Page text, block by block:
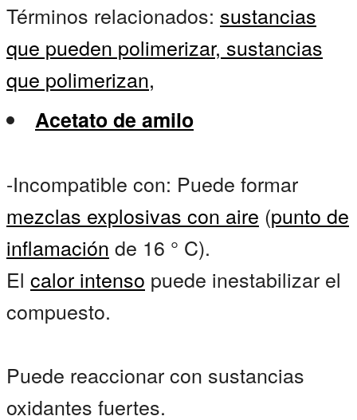
Términos relacionados: sustancias
que pueden polimerizar, sustancias
que polimerizan,
Acetato de amilo
-Incompatible con: Puede formar
mezclas explosivas con aire (punto de
inflamación de 16 ° C).
El calor intenso puede inestabilizar el
compuesto.
Puede reaccionar con sustancias
oxidantes fuertes.